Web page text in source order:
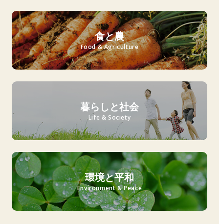
食と農
Food & Agriculture
暮らしと社会
Life & Society
環境と平和
Environment & Peace